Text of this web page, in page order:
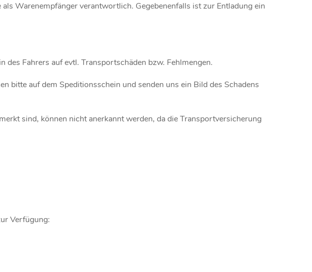
Warenempfänger verantwortlich. Gegebenenfalls ist zur Entladung ein
Fahrers auf evtl. Transportschäden bzw. Fehlmengen.
bitte auf dem Speditionsschein und senden uns ein Bild des Schadens
sind, können nicht anerkannt werden, da die Transportversicherung
Verfügung: